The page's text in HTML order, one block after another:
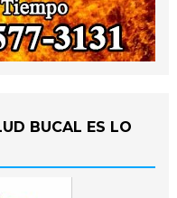
BUCAL ES LO